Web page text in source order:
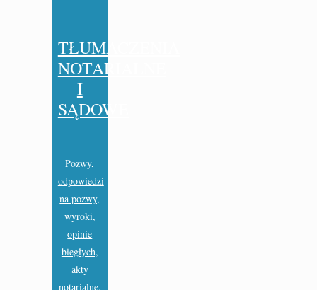
TŁUMACZENIA
NOTARIALNE
I
SĄDOWE
Pozwy,
odpowiedzi
na pozwy,
wyroki,
opinie
biegłych,
akty
notarialne,